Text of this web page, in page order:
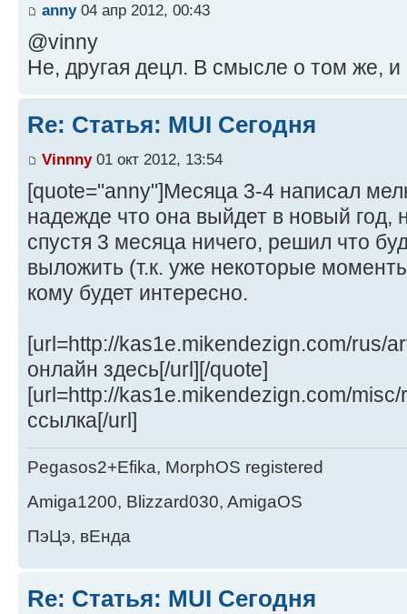
anny04 апр 2012, 00:43
@vinny
Не, другая децл. В смысле о том же, и
Re: Статья: MUI Сегодня
Vinnny01 окт 2012, 13:54
[quote="anny"]Месяца 3-4 написал
надежде что она выйдет в новый год,
спустя 3 месяца ничего, решил что
выложить (т.к. уже некоторые
кому будет интересно.
[url=http://kas1e.mikendezign.com/rus/
онлайн здесь[/url][/quote]
[url=http://kas1e.mikendezign.com/
ссылка[/url]
Pegasos2+Efika, MorphOS registered
Amiga1200, Blizzard030, AmigaOS
ПэЦэ, вЕнда
Re: Статья: MUI Сегодня